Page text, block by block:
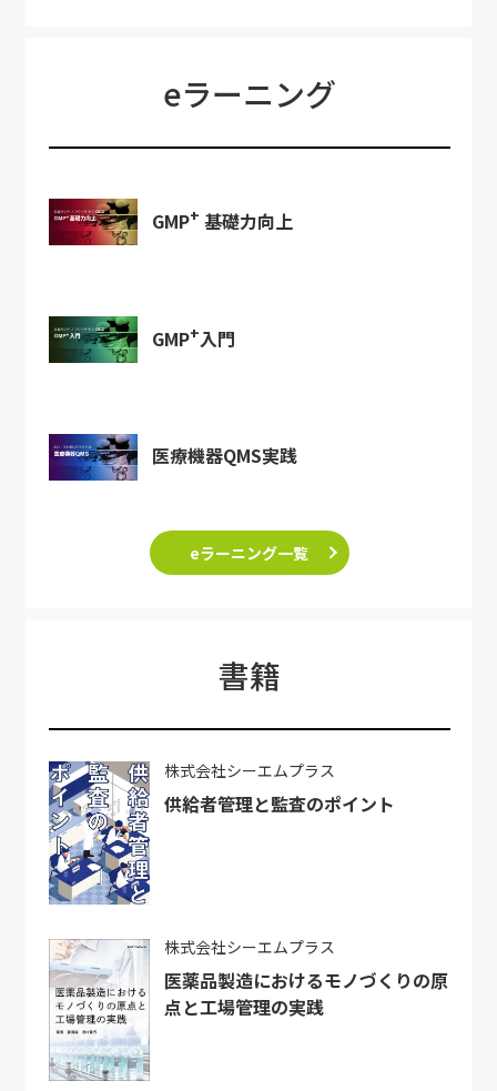
eラーニング
GMP+ 基礎力向上
GMP+入門
医療機器QMS実践
eラーニング一覧
書籍
株式会社シーエムプラス
供給者管理と監査のポイント
株式会社シーエムプラス
医薬品製造におけるモノづくりの原
点と工場管理の実践